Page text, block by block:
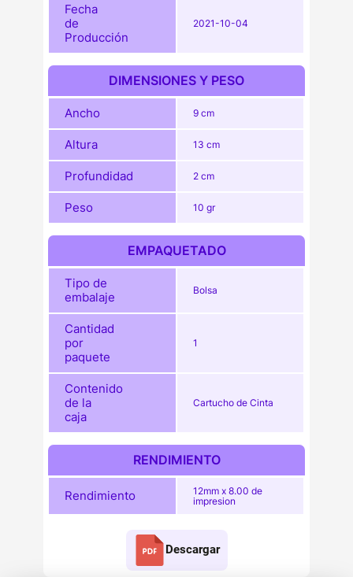
Fecha
de
Producción
2021-10-04
DIMENSIONES Y PESO
Ancho 9 cm
Altura 13 cm
Profundidad 2 cm
Peso 10 gr
EMPAQUETADO
Tipo de
embalaje
Bolsa
Cantidad
por
paquete
1
Contenido
de la
caja
Cartucho de Cinta
RENDIMIENTO
Rendimiento
12mm x 8.00 de
impresion
Descargar